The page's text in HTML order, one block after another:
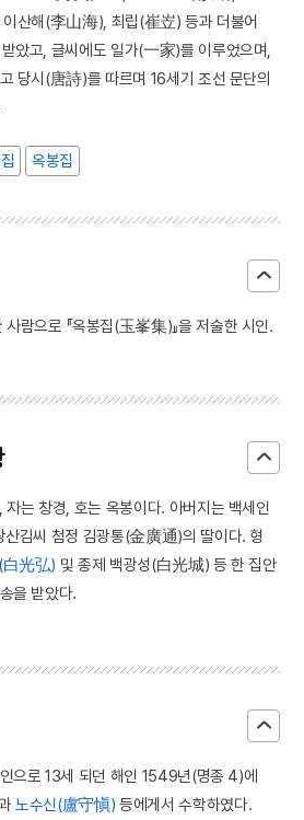
산해(李山海), 최립(崔岦) 등과 더불어
았고, 글씨에도 일가(一家)를 이루었으며,
당시(唐詩)를 따르며 16세기 조선 문단의
옥봉집
람으로 『옥봉집(玉峯集)』을 저술한 시인.
자는 창경, 호는 옥봉이다. 아버지는 백세인
김씨 첨정 김광통(金廣通)의 딸이다. 형
白光弘) 및 종제 백광성(白光城) 등 한 집안
을 받았다.
으로 13세 되던 해인 1549년(명종 4)에
노수신(盧守愼) 등에게서 수학하였다.